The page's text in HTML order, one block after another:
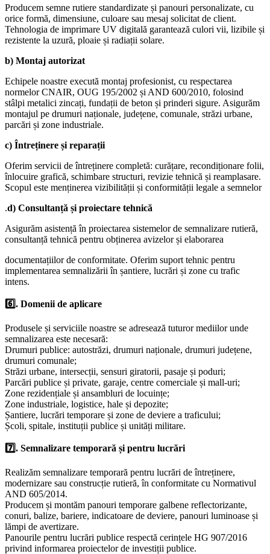
Producem semne rutiere standardizate și panouri personalizate, cu
orice formă, dimensiune, culoare sau mesaj solicitat de client.
Tehnologia de imprimare UV digitală garantează culori vii, lizibile și
rezistente la uzură, ploaie și radiații solare.
b) Montaj autorizat
Echipele noastre execută montaj profesionist, cu respectarea
normelor CNAIR, OUG 195/2002 și AND 600/2010, folosind
stâlpi metalici zincați, fundații de beton și prinderi sigure. Asigurăm
montajul pe drumuri naționale, județene, comunale, străzi urbane,
parcări și zone industriale.
c) Întreținere și reparații
Oferim servicii de întreținere completă: curățare, recondiționare folii,
înlocuire grafică, schimbare structuri, revizie tehnică și reamplasare.
Scopul este menținerea vizibilității și conformității legale a semnelor
.d) Consultanță și proiectare tehnică
Asigurăm asistență în proiectarea sistemelor de semnalizare rutieră,
consultanță tehnică pentru obținerea avizelor și elaborarea
documentațiilor de conformitate. Oferim suport tehnic pentru
implementarea semnalizării în șantiere, lucrări și zone cu trafic
intens.
6️⃣. Domenii de aplicare
Produsele și serviciile noastre se adresează tuturor mediilor unde
semnalizarea este necesară:
Drumuri publice: autostrăzi, drumuri naționale, drumuri județene,
drumuri comunale;
Străzi urbane, intersecții, sensuri giratorii, pasaje și poduri;
Parcări publice și private, garaje, centre comerciale și mall-uri;
Zone rezidențiale și ansambluri de locuințe;
Zone industriale, logistice, hale și depozite;
Șantiere, lucrări temporare și zone de deviere a traficului;
Școli, spitale, instituții publice și unități militare.
7️⃣. Semnalizare temporară și pentru lucrări
Realizăm semnalizare temporară pentru lucrări de întreținere,
modernizare sau construcție rutieră, în conformitate cu Normativul
AND 605/2014.
Producem și montăm panouri temporare galbene reflectorizante,
conuri, balize, bariere, indicatoare de deviere, panouri luminoase și
lămpi de avertizare.
Panourile pentru lucrări publice respectă cerințele HG 907/2016
privind informarea proiectelor de investiții publice.